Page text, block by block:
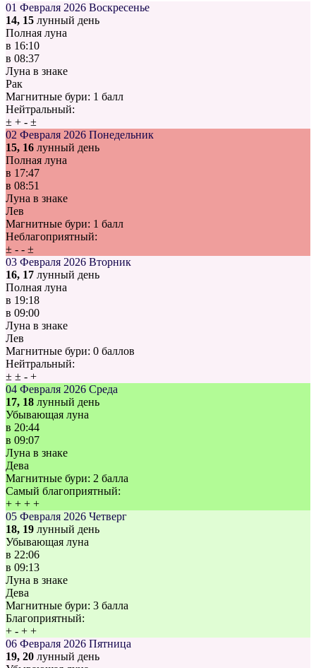
01 Февраля 2026 Воскресенье
14, 15 лунный день
Полная луна
в 16:10
в 08:37
Луна в знаке
Рак
Магнитные бури: 1 балл
Нейтральный:
± + - ±
02 Февраля 2026 Понедельник
15, 16 лунный день
Полная луна
в 17:47
в 08:51
Луна в знаке
Лев
Магнитные бури: 1 балл
Неблагоприятный:
± - - ±
03 Февраля 2026 Вторник
16, 17 лунный день
Полная луна
в 19:18
в 09:00
Луна в знаке
Лев
Магнитные бури: 0 баллов
Нейтральный:
± ± - +
04 Февраля 2026 Среда
17, 18 лунный день
Убывающая луна
в 20:44
в 09:07
Луна в знаке
Дева
Магнитные бури: 2 балла
Самый благоприятный:
+ + + +
05 Февраля 2026 Четверг
18, 19 лунный день
Убывающая луна
в 22:06
в 09:13
Луна в знаке
Дева
Магнитные бури: 3 балла
Благоприятный:
+ - + +
06 Февраля 2026 Пятница
19, 20 лунный день